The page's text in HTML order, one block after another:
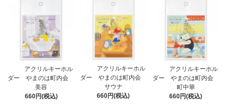
アクリルキーホル
ダー やまのは町内会
美容
660円(税込)
アクリルキーホル
ダー やまのは町内会
サウナ
660円(税込)
アクリルキーホル
ダー やまのは町内会
町中華
660円(税込)